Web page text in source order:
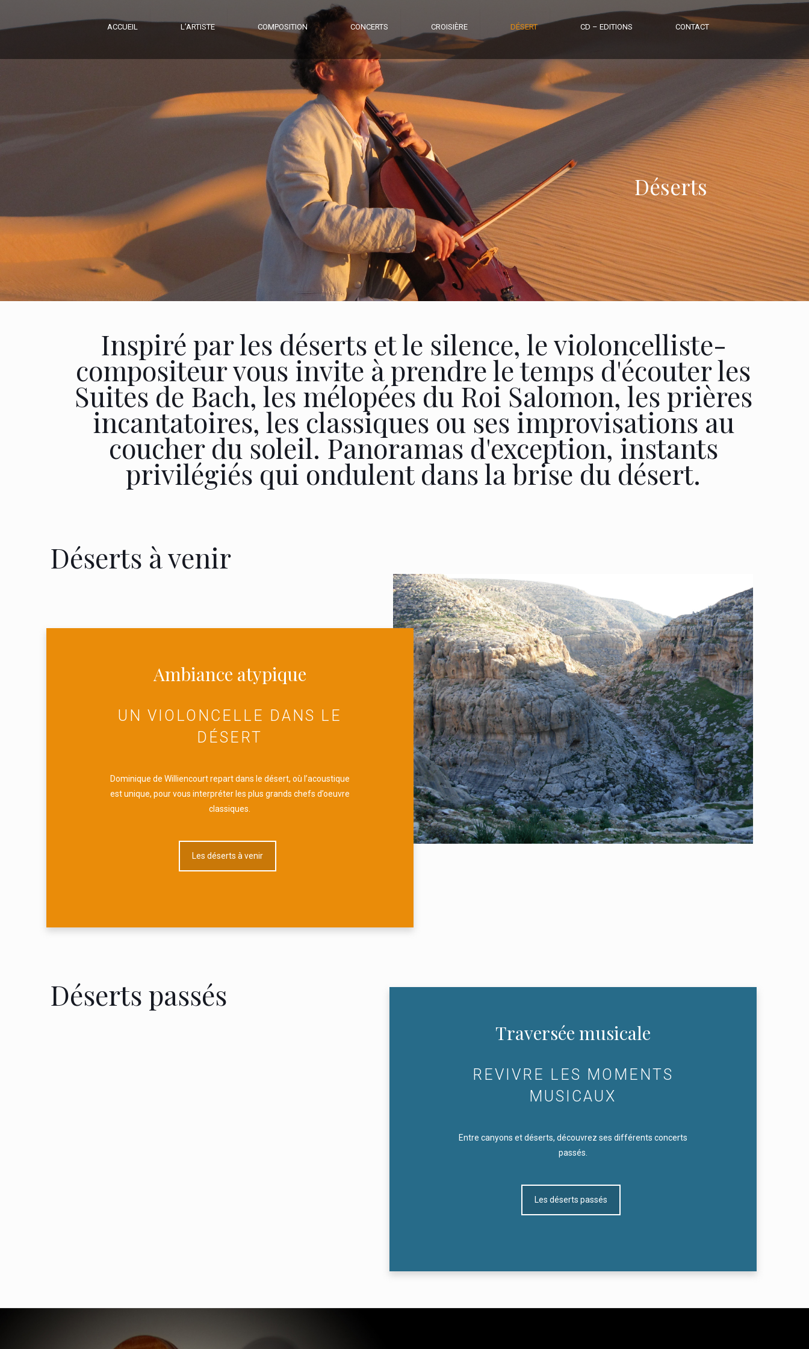
ACCUEIL L’ARTISTE COMPOSITION CONCERTS CROISIÈRE DÉSERT CD – EDITIONS CONTACT
Inspiré par les déserts et le silence, le violoncelliste-
compositeur vous invite à prendre le temps d'écouter les
Suites de Bach, les mélopées du Roi Salomon, les prières
incantatoires, les classiques ou ses improvisations au
coucher du soleil. Panoramas d'exception, instants
privilégiés qui ondulent dans la brise du désert.
Déserts à venir
Ambiance atypique
UN VIOLONCELLE DANS LE
DÉSERT
Dominique de Williencourt repart dans le désert, où l’acoustique
est unique, pour vous interpréter les plus grands chefs d’oeuvre
classiques.
Les déserts à venir
Déserts passés
Traversée musicale
REVIVRE LES MOMENTS
MUSICAUX
Entre canyons et déserts, découvrez ses différents concerts
passés.
Les déserts passés